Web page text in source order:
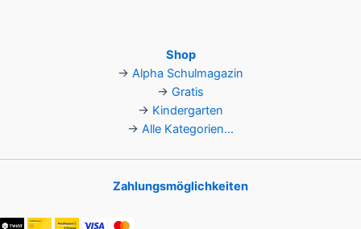
Shop
→ Alpha Schulmagazin
→ Gratis
→ Kindergarten
→ Alle Kategorien...
Zahlungsmöglichkeiten